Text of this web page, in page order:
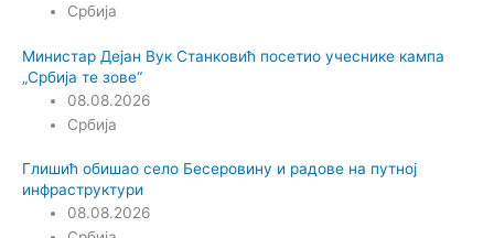
Србија
Министар Дејан Вук Станковић посетио учеснике кампа
„Србија те зове“
08.08.2026
Србија
Глишић обишао село Бесеровину и радове на путној
инфраструктури
08.08.2026